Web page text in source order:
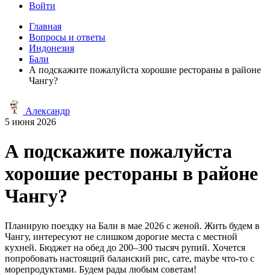
Войти
Главная
Вопросы и ответы
Индонезия
Бали
А подскажите пожалуйста хорошие рестораны в районе
Чангу?
Александр
5 июня 2026
А подскажите пожалуйста
хорошие рестораны в районе
Чангу?
Планирую поездку на Бали в мае 2026 с женой. Жить будем в
Чангу, интересуют не слишком дорогие места с местной
кухней. Бюджет на обед до 200–300 тысяч рупий. Хочется
попробовать настоящий баланский рис, сате, maybe что-то с
морепродуктами. Будем рады любым советам!